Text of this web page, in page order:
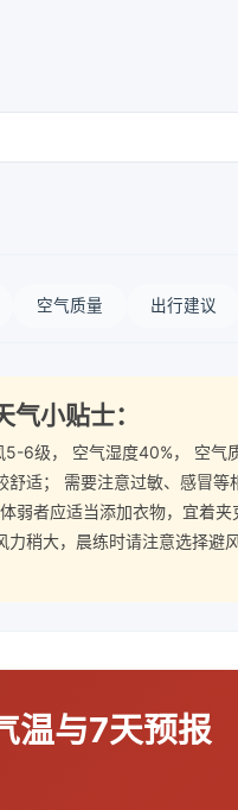
空气质量 出行建议
小贴士：
6级， 空气湿度40%， 空气
适； 需要注意过敏、感冒等
者应适当添加衣物，宜着
稍大，晨练时请注意选择
温与7天预报